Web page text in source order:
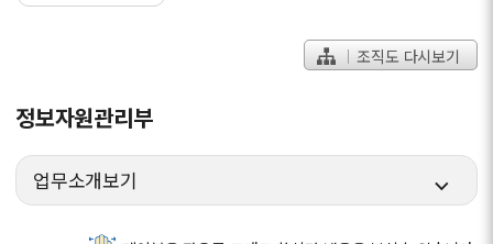
조직도 다시보기
정보자원관리부
업무소개보기